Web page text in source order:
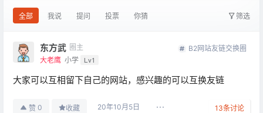
全部 我说 提问 投票 你猜 筛选
东方武 圈主
大老鹰 小学 Lv1
B2网站友链交换圈
大家可以互相留下自己的网站，感兴趣的可以互换友链
赞 0 收藏 20年10月5日 13条讨论